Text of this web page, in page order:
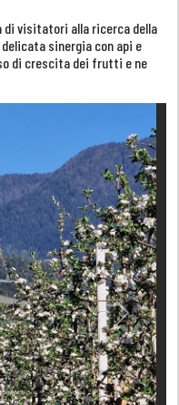
di visitatori alla ricerca della
sinergia con api e
di crescita dei frutti e ne
Next